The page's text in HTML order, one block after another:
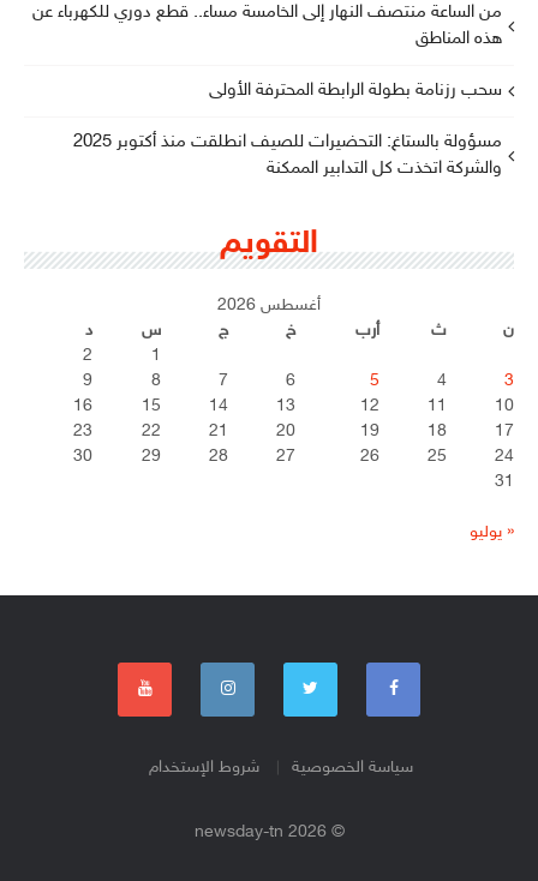
من الساعة منتصف النهار إلى الخامسة مساء.. قطع دوري للكهرباء عن
هذه المناطق
سحب رزنامة بطولة الرابطة المحترفة الأولى
مسؤولة بالستاغ: التحضيرات للصيف انطلقت منذ أكتوبر 2025
والشركة اتخذت كل التدابير الممكنة
التقويم
أغسطس 2026
ن
ث أرب خ ج س
د
1
2
3
4
5
6
7
8
9
10
11
12
13
14
15
16
17
18
19
20
21
22
23
24
25
26
27
28
29
30
31
« يوليو
سياسة الخصوصية شروط الإستخدام
© 2026 newsday-tn